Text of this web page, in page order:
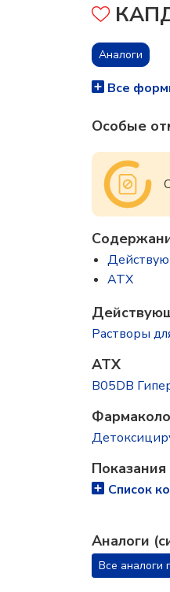
Аналоги
Все
Особые
ATX
Растворы
ATX
B05DB
Список
Аналоги
Все аналоги